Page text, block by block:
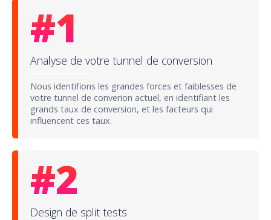
#1
Analyse de votre tunnel de conversion
Nous identifions les grandes forces et faiblesses de
votre tunnel de converion actuel, en identifiant les
grands taux de conversion, et les facteurs qui
influencent ces taux.
#2
Design de split tests